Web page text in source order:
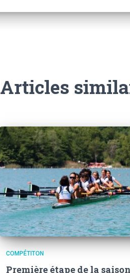
Articles
COMPÉTITON
Première étape de la saison